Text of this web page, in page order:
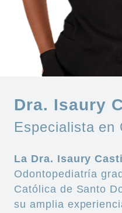
Dra. Isaury
Especialista en
La Dra. Isaury
Odontopediatría
Católica de Santo
su amplia